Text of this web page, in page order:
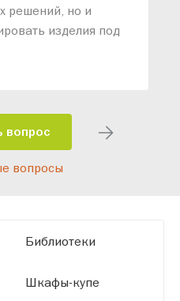
решений, но и
изделия под
пожелания.
оборудованию
вопрос
вопросы
Библиотеки
Шкафы-купе